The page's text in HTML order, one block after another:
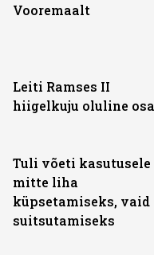
Vooremaalt
Leiti Ramses II
hiigelkuju oluline osa
Tuli võeti kasutusele
mitte liha
küpsetamiseks, vaid
suitsutamiseks